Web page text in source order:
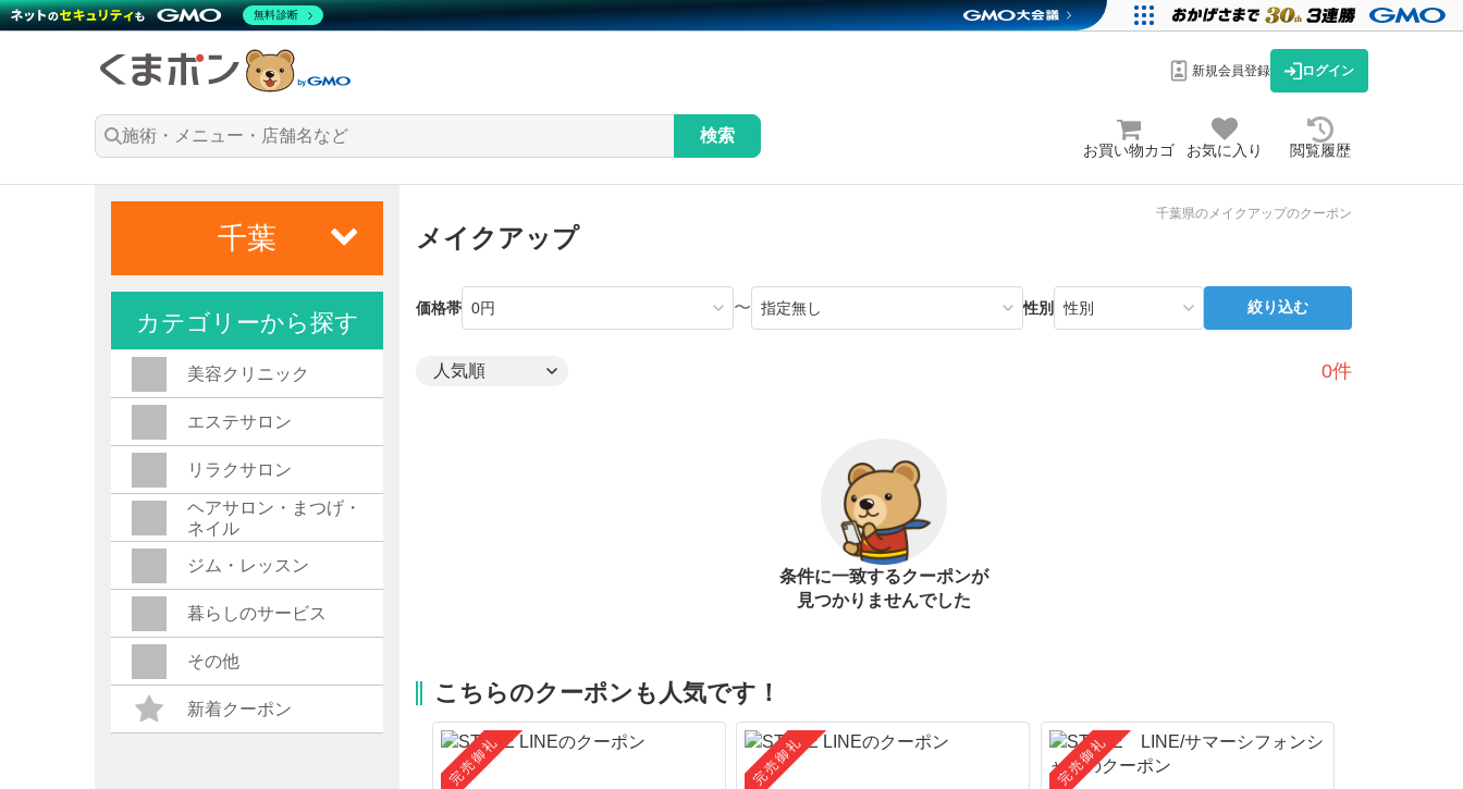
新規会員登録 ログイン
検索
お買い物カゴ お気に入り 閲覧履歴
千葉県のメイクアップのクーポン
メイクアップ
価格帯 〜 性別 絞り込む
0件
条件に一致するクーポンが
見つかりませんでした
こちらのクーポンも人気です！
完売御礼 完売御礼 完売御礼
千葉
カテゴリーから探す
美容クリニック
エステサロン
リラクサロン
ヘアサロン・まつげ・
ネイル
ジム・レッスン
暮らしのサービス
その他
新着クーポン
無料診断